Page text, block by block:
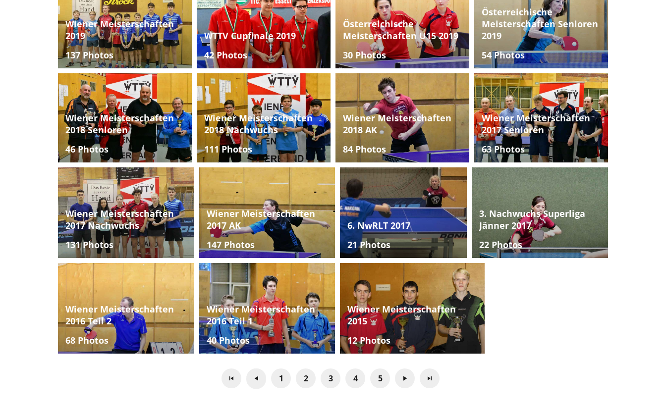
Wiener Meisterschaften
2019
137 Photos
WTTV Cupfinale 2019
42 Photos
Österreichische
Meisterschaften U15 2019
30 Photos
Österreichische
Meisterschaften Senioren
2019
54 Photos
Wiener Meisterschaften
2018 Senioren
46 Photos
Wiener Meisterschaften
2018 Nachwuchs
111 Photos
Wiener Meisterschaften
2018 AK
84 Photos
Wiener Meisterschaften
2017 Senioren
63 Photos
Wiener Meisterschaften
2017 Nachwuchs
131 Photos
Wiener Meisterschaften
2017 AK
147 Photos
6. NwRLT 2017
21 Photos
3. Nachwuchs Superliga
Jänner 2017
22 Photos
Wiener Meisterschaften
2016 Teil 2
68 Photos
Wiener Meisterschaften
2016 Teil 1
40 Photos
Wiener Meisterschaften
2015
12 Photos
1 2 3 4 5